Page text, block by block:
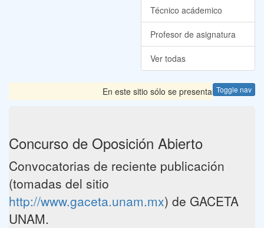
Técnico acádemico
Profesor de asignatura
Ver todas
Toggle nav
En este sitio sólo se presentan las
Concurso de Oposición Abierto
Convocatorias de reciente publicación
(tomadas del sitio
http://www.gaceta.unam.mx) de GACETA
UNAM.